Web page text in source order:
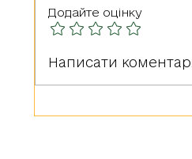
Герої серед нас: РУДА
Додайте оцінку
Написати коментар...